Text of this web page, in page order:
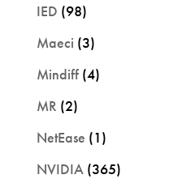
IED (98)
Maeci (3)
Mindiff(4)
MR (2)
NetEase (1)
NVIDIA(365)